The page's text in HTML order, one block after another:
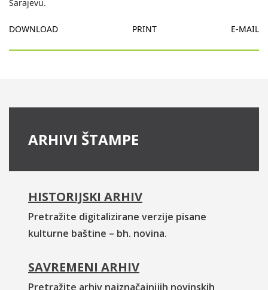
Sarajevu.
DOWNLOAD PRINT E-MAIL
ARHIVI ŠTAMPE
HISTORIJSKI ARHIV
Pretražite digitalizirane verzije pisane
kulturne baštine – bh. novina.
SAVREMENI ARHIV
Pretražite arhiv najznačajnijih novinskih